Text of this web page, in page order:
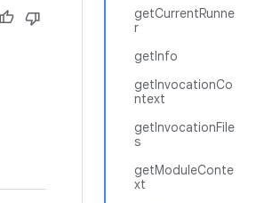
getCurrentRunne
r
getInfo
getInvocationCo
ntext
getInvocationFile
s
getModuleConte
xt